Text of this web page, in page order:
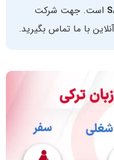
است. جهت شرکت
با ما تماس بگیرید.